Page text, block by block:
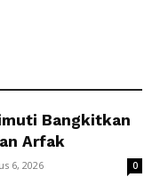
Bangkitkan
Arfak
6, 2026 0